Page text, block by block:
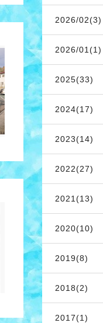
2026/02(3)
2026/01(1)
2025(33)
2024(17)
2023(14)
2022(27)
2021(13)
2020(10)
2019(8)
2018(2)
2017(1)